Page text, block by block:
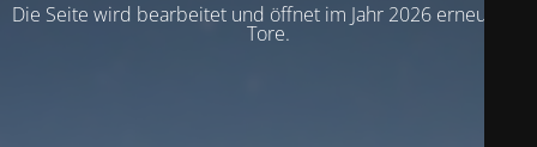
Die Seite wird bearbeitet und öffnet im Jahr 2026 erneut die
Tore.